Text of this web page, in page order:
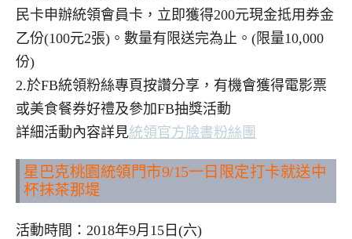
民卡申辦統領會員卡，立即獲得200元現金抵用券金
乙份(100元2張)。數量有限送完為止。(限量10,000
份)
2.於FB統領粉絲專頁按讚分享，有機會獲得電影票
或美食餐券好禮及參加FB抽獎活動
詳細活動內容詳見統領官方臉書粉絲團
星巴克桃園統領門市9/15一日限定打卡就送中
杯抹茶那堤
活動時間：2018年9月15日(六)